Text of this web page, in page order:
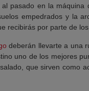
pasado en la máquina
empedrados y la
recibirás por parte de
deberán llevarte a una
uno de los mejores
que sirven como